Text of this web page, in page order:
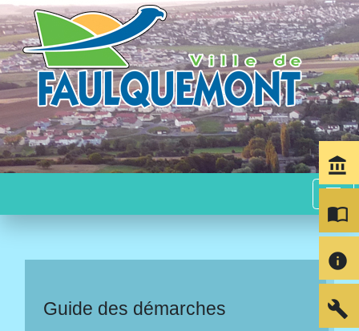
menu
Guide des démarches
account_balance
import_contacts
info
build